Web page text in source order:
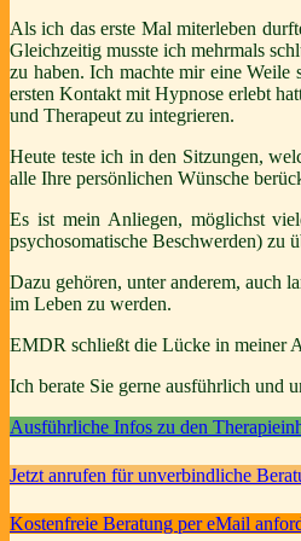
Als ich das erste Mal miterleben
Gleichzeitig musste ich mehrmals
zu haben. Ich machte mir eine
ersten Kontakt mit Hypnose erlebt
und Therapeut zu integrieren.
Heute teste ich in den Sitzungen,
alle Ihre persönlichen Wünsche
Es ist mein Anliegen, möglichst
psychosomatische Beschwerden) zu
Dazu gehören, unter anderem, auch
im Leben zu werden.
EMDR schließt die Lücke in meiner
Ich berate Sie gerne ausführlich und
Ausführliche Infos zu den
Jetzt anrufen für unverbindliche
Kostenfreie Beratung per eMail